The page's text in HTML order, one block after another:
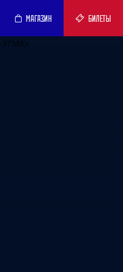
МАГАЗИН БИЛЕТЫ